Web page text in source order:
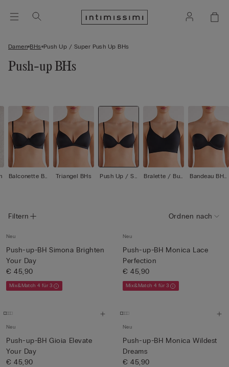
Damen BHs Push Up / Super Push Up BHs
Push-up BHs
Balconette BH
Triangel BHs
Push Up / Su
Bralette / Bus
Bandeau BHs
Filtern Ordnen nach
Neu
Push-up-BH Simona Brighten
Your Day
€ 45,90
Mix&Match 4 für 3
Neu
Push-up-BH Monica Lace
Perfection
€ 45,90
Mix&Match 4 für 3
Neu
Push-up-BH Gioia Elevate
Your Day
€ 45,90
Neu
Push-up-BH Monica Wildest
Dreams
€ 45,90